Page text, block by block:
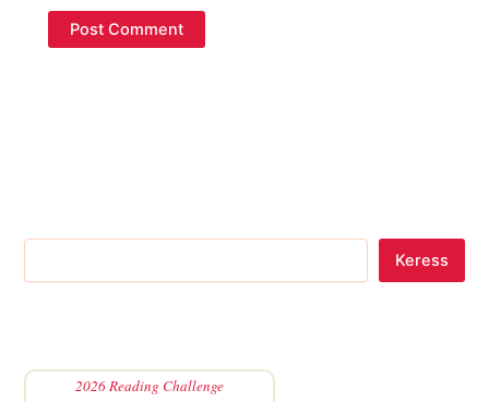
Keress
2026 Reading Challenge